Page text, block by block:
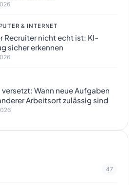
& INTERNET
Recruiter nicht echt ist: KI-
sicher erkennen
Wann neue Aufgaben
Arbeitsort zulässig sind
47